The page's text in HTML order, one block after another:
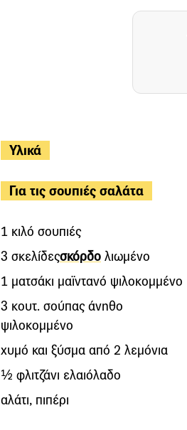
Υλικά
Για τις σουπιές σαλάτα
1 κιλό σουπιές
3 σκελίδεςσκόρδο λιωμένο
1 ματσάκι μαϊντανό ψιλοκομμένο
3 κουτ. σούπας άνηθο
ψιλοκομμένο
χυμό και ξύσμα από 2 λεμόνια
½ φλιτζάνι ελαιόλαδο
αλάτι, πιπέρι